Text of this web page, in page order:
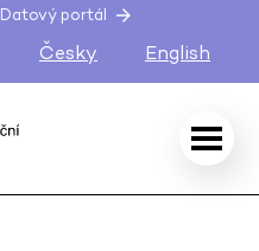
Datový portál
Česky English